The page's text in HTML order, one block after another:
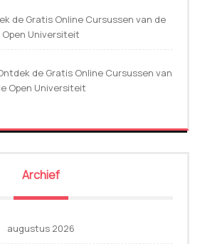
de Gratis Online Cursussen van de
Open Universiteit
de Gratis Online Cursussen van
Open Universiteit
Archief
augustus 2026